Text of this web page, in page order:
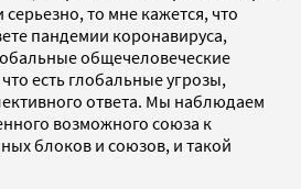
то мне кажется, что
пандемии коронавируса,
общечеловеческие
есть глобальные угрозы,
ответа. Мы наблюдаем
возможного союза к
блоков и союзов, и такой